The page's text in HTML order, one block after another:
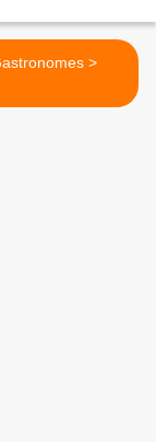
Les Gastronomes >